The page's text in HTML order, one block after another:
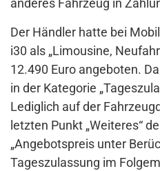
anderes Fahrzeug in
Der Händler hatte bei
i30 als „Limousine,
12.490 Euro angeboten.
in der Kategorie
Lediglich auf der
letzten Punkt „Weiteres“
„Angebotspreis unter
Tageszulassung im